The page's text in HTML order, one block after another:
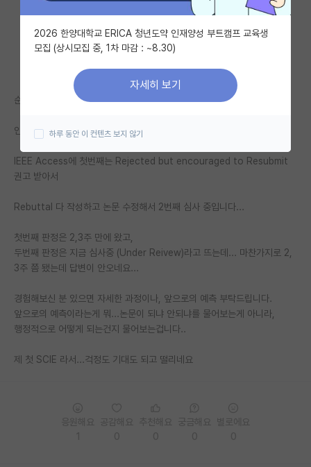
자유 게시판(아무개랩)
미국 유학 게시판
미국 대학원 합격 후기 게시판
대학원생 모집 게시판
연구실(PI) 홍보 게시판
석박사 채용 정보 게시판
임용 정보 게시판
학부 인턴 게시판
취업 게시판
임용 후기 게시판
PI 전용 게시판
순수 인공지능이나 LLM 까지는 아니고
인공지능 응용 / LLM 응용해서 기계공학과 연계한 테마인데...
IEEE Access에 첫번째는 Rejected but encouraged to Resubmit
권고 받아서
Rebuttal 다 작성하고 논문 수정해서 2번째 심사 중입니다...
첫번째 판정은 2,3주 만에 왔고,
두번째 판정은 지금 심사중 (Under Reivew)라고 뜨는데... 마찬가지로 2,
3주 쯤 됐는데 답변이 안오네요...
경험해보신 분 있으면 자세한 과정이나, 앞으로의 예측 부탁드립니다.
앞으로의 예측이라는게 뭐...논문이 되냐 안되냐를 물어보는게 아니라,
행정적으로 어떻게 되는건지 물어보는겁니다..
제 첫 SCIE 라서...걱정도 기대도 되고 떨리네요
2026 한양대학교 ERICA 청년도약 인재양성 부트캠프 교육생
모집 (상시모집 중, 1차 마감 : ~8.30)
자세히 보기
하루 동안 이 컨텐츠 보지 않기